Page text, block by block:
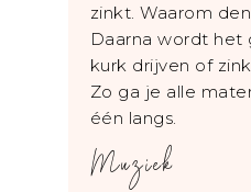
zinkt. Waarom
Daarna wordt het
kurk drijven of
Zo ga je alle
één langs.
Muziek